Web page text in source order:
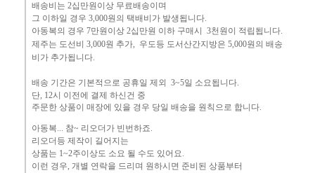
배송비는 2십만원이상 무료배송이며
그 이하일 경우 3,000원 의 택배비 가 발생됩니다.
아동복의 경우 7만원 이상 2십만원 이하 구매시 3천원이 적립됩니다.
제주는 도선비 3,000원 추가, 우도등 도서산간지방은 5,000원의 배송
비가 추가됩니다.
배송 기간은 기본적으로 공휴일 제외 3~5일 소요됩니다.
단, 12시 이전에 결제 하신건 중 ​
주문한 상품이 매장에 있을 경우 당일 배송을 원칙으로 합니다.
아동복... 참~ 리오더가 빈번하죠.​
리오더등 제작이 길어지는
상품는 1~2주이상도 소요 될 수도 있어요.
이런 경우, 개별 연락을 드리며 원하시면 준비된 상품부터